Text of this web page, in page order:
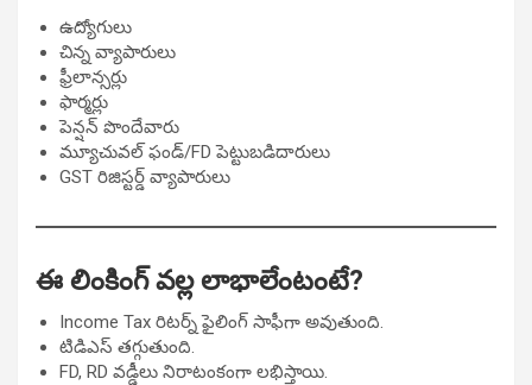
ఉద్యోగులు
చిన్న వ్యాపారులు
ఫ్రీలాన్సర్లు
ఫార్మర్లు
పెన్షన్ పొందేవారు
మ్యూచువల్ ఫండ్/FD పెట్టుబడిదారులు
GST రిజిస్టర్డ్ వ్యాపారులు
ఈ లింకింగ్ వల్ల లాభాలేంటంటే?
Income Tax రిటర్న్ ఫైలింగ్ సాఫీగా అవుతుంది.
టిడిఎస్ తగ్గుతుంది.
FD, RD వడ్డీలు నిరాటంకంగా లభిస్తాయి.